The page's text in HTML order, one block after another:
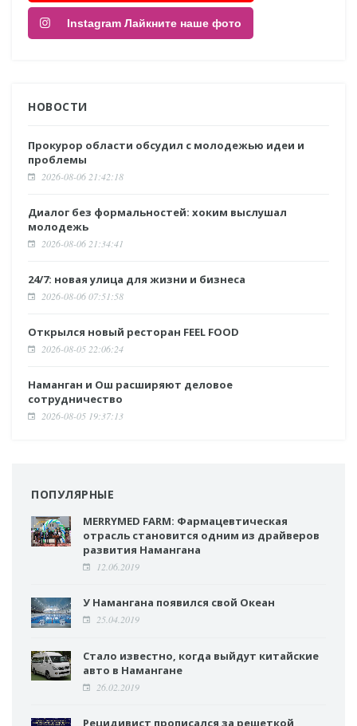
Instagram Лайкните наше фото
НОВОСТИ
Прокурор области обсудил с молодежью идеи и
проблемы
2026-08-06 21:42:18
Диалог без формальностей: хоким выслушал
молодежь
2026-08-06 21:34:41
24/7: новая улица для жизни и бизнеса
2026-08-06 07:51:58
Открылся новый ресторан FEEL FOOD
2026-08-05 22:06:24
Наманган и Ош расширяют деловое
сотрудничество
2026-08-05 19:37:13
ПОПУЛЯРНЫЕ
MERRYMED FARM: Фармацевтическая
отрасль становится одним из драйверов
развития Намангана
12.06.2019
У Намангана появился свой Океан
25.04.2019
Стало известно, когда выйдут китайские
авто в Намангане
26.02.2019
Рецидивист прописался за решеткой